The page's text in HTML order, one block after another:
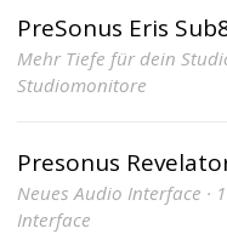
PreSonus Eris
Mehr Tiefe für dein
Studiomonitore
Presonus
Neues Audio Interface ·
Interface